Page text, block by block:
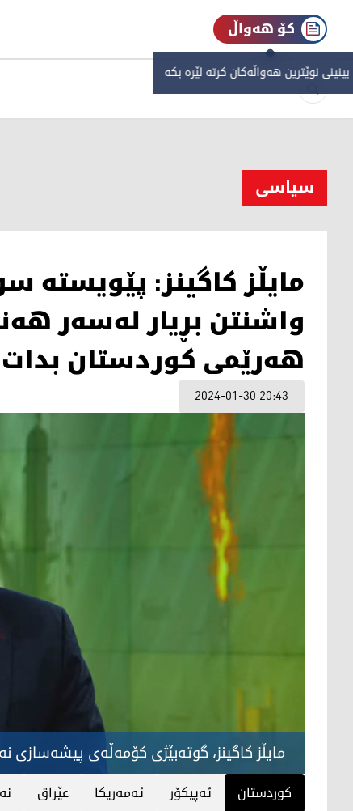
کۆ هەواڵ
نوێترین هەواڵەکان کرتە لێرە بکە
سیاسی
مایڵز كاگینز:
واشنتن بڕیار له‌سه‌ر
هه‌رێمی كوردستان بدات
2024-01-30 20:43
مایڵز كاگینز، گوته‌بێژی كۆمه‌ڵه‌ی پیشه‌سازی
کوردستان ئه‌پیكۆر ئه‌مه‌ریكا عێراق